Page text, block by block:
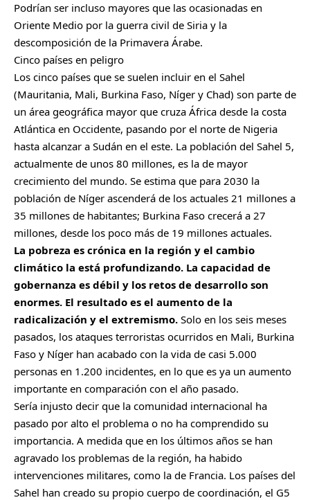
Podrían ser incluso mayores que las ocasionadas en
Oriente Medio por la guerra civil de Siria y la
descomposición de la Primavera Árabe.
Cinco países en peligro
Los cinco países que se suelen incluir en el Sahel
(Mauritania, Mali, Burkina Faso, Níger y Chad) son parte de
un área geográfica mayor que cruza África desde la costa
Atlántica en Occidente, pasando por el norte de Nigeria
hasta alcanzar a Sudán en el este. La población del Sahel 5,
actualmente de unos 80 millones, es la de mayor
crecimiento del mundo. Se estima que para 2030 la
población de Níger ascenderá de los actuales 21 millones a
35 millones de habitantes; Burkina Faso crecerá a 27
millones, desde los poco más de 19 millones actuales.
La pobreza es crónica en la región y el cambio
climático la está profundizando. La capacidad de
gobernanza es débil y los retos de desarrollo son
enormes. El resultado es el aumento de la
radicalización y el extremismo. Solo en los seis meses
pasados, los ataques terroristas ocurridos en Mali, Burkina
Faso y Níger han acabado con la vida de casi 5.000
personas en 1.200 incidentes, en lo que es ya un aumento
importante en comparación con el año pasado.
Sería injusto decir que la comunidad internacional ha
pasado por alto el problema o no ha comprendido su
importancia. A medida que en los últimos años se han
agravado los problemas de la región, ha habido
intervenciones militares, como la de Francia. Los países del
Sahel han creado su propio cuerpo de coordinación, el G5